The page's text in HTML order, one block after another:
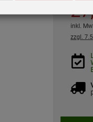
inkl.
zzgl.